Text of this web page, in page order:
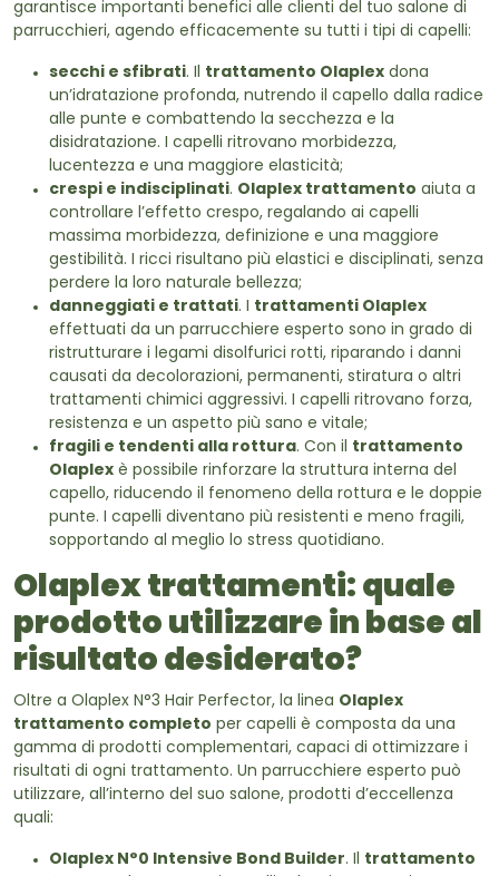
garantisce importanti benefici alle clienti del tuo salone di
parrucchieri, agendo efficacemente su tutti i tipi di capelli:
secchi e sfibrati. Il trattamento Olaplex dona
un’idratazione profonda, nutrendo il capello dalla radice
alle punte e combattendo la secchezza e la
disidratazione. I capelli ritrovano morbidezza,
lucentezza e una maggiore elasticità;
crespi e indisciplinati. Olaplex trattamento aiuta a
controllare l’effetto crespo, regalando ai capelli
massima morbidezza, definizione e una maggiore
gestibilità. I ricci risultano più elastici e disciplinati, senza
perdere la loro naturale bellezza;
danneggiati e trattati. I trattamenti Olaplex
effettuati da un parrucchiere esperto sono in grado di
ristrutturare i legami disolfurici rotti, riparando i danni
causati da decolorazioni, permanenti, stiratura o altri
trattamenti chimici aggressivi. I capelli ritrovano forza,
resistenza e un aspetto più sano e vitale;
fragili e tendenti alla rottura. Con il trattamento
Olaplex è possibile rinforzare la struttura interna del
capello, riducendo il fenomeno della rottura e le doppie
punte. I capelli diventano più resistenti e meno fragili,
sopportando al meglio lo stress quotidiano.
Olaplex trattamenti: quale
prodotto utilizzare in base al
risultato desiderato?
Oltre a Olaplex N°3 Hair Perfector, la linea Olaplex
trattamento completo per capelli è composta da una
gamma di prodotti complementari, capaci di ottimizzare i
risultati di ogni trattamento. Un parrucchiere esperto può
utilizzare, all’interno del suo salone, prodotti d’eccellenza
quali:
Olaplex N°0 Intensive Bond Builder. Il trattamento